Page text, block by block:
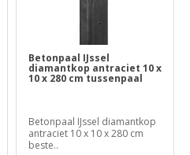
Betonpaal IJssel
diamantkop antraciet 10 x
10 x 280 cm tussenpaal
Betonpaal IJssel diamantkop
antraciet 10 x 10 x 280 cm
beste..